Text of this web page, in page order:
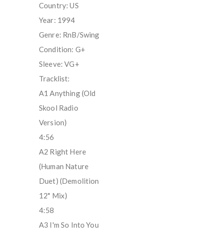
Country: US
Year: 1994
Genre: RnB/Swing
Condition: G+
Sleeve: VG+
Tracklist:
A1 Anything (Old
Skool Radio
Version)
4:56
A2 Right Here
(Human Nature
Duet) (Demolition
12" Mix)
4:58
A3 I'm So Into You